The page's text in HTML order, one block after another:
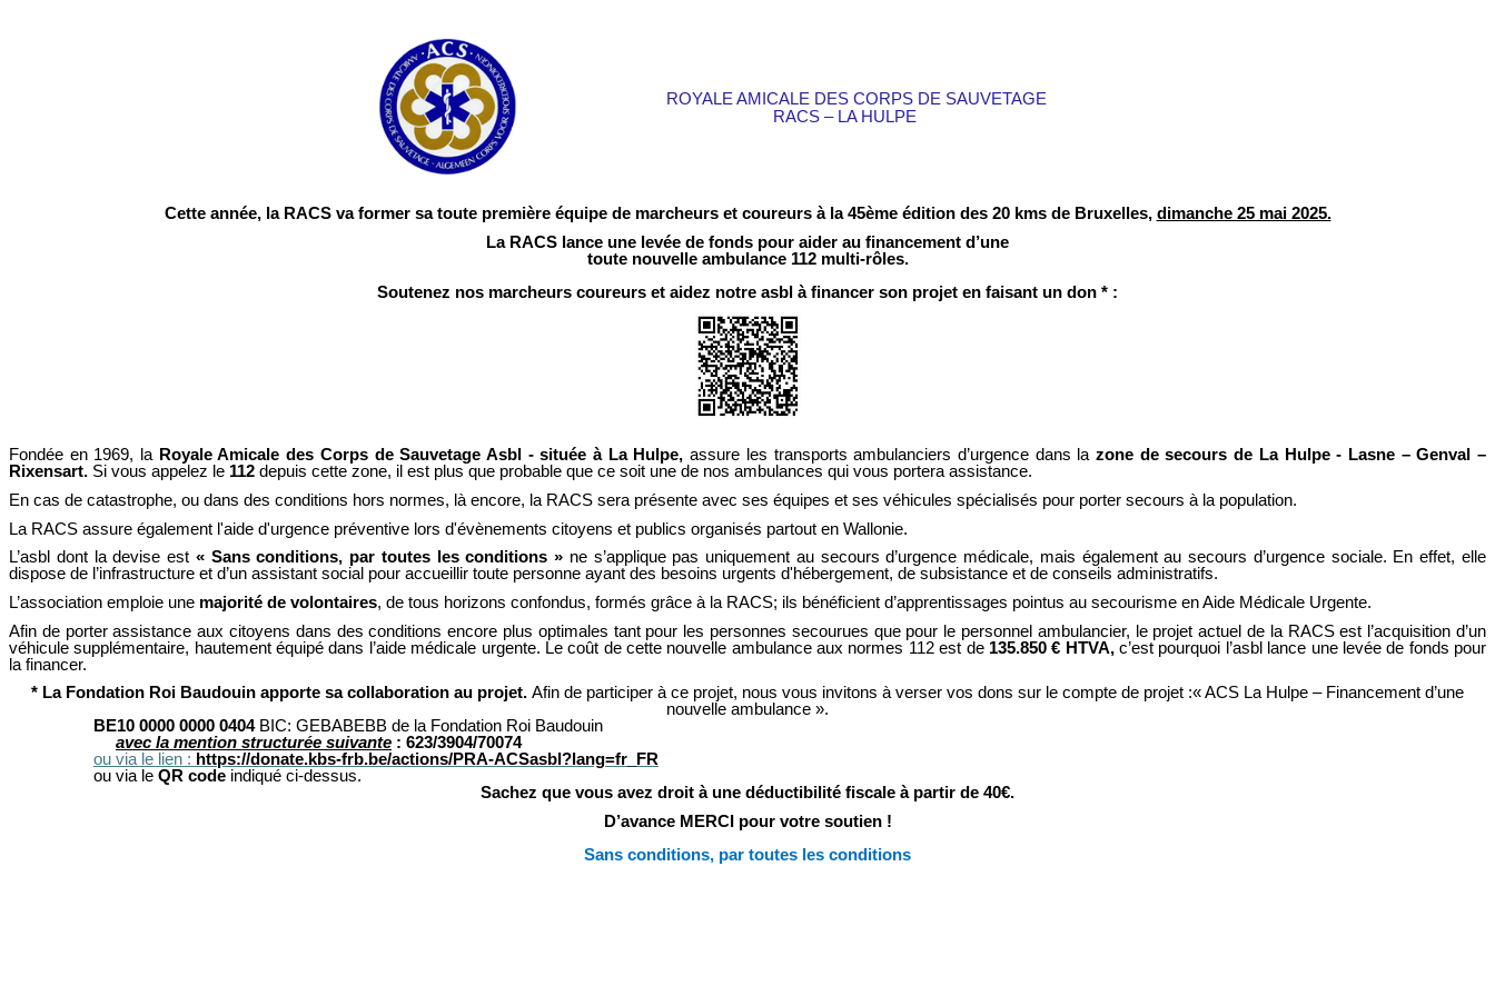
ROYALE AMICALE DES CORPS DE SAUVETAGE
RACS – LA HULPE
Cette année, la RACS va former sa toute première équipe de marcheurs et coureurs à la 45ème édition des 20 kms de Bruxelles, dimanche 25 mai 2025.
La RACS lance une levée de fonds pour aider au financement d’une
toute nouvelle ambulance 112 multi-rôles.
Soutenez nos marcheurs coureurs et aidez notre asbl à financer son projet en faisant un don * :
Fondée en 1969, laRoyale Amicale des Corps de Sauvetage Asbl - située à La Hulpe,assure les transports ambulanciers d’urgence dans lazone de secours de La Hulpe - Lasne – Genval –
Rixensart. Si vous appelez le 112 depuis cette zone, il est plus que probable que ce soit une de nos ambulances qui vous portera assistance.
En cas de catastrophe, ou dans des conditions hors normes, là encore, la RACS sera présente avec ses équipes et ses véhicules spécialisés pour porter secours à la population.
La RACS assure également l'aide d'urgence préventive lors d'évènements citoyens et publics organisés partout en Wallonie.
L’asbl dont la devise est « Sans conditions, par toutes les conditions » ne s’applique pas uniquement au secours d’urgence médicale, mais également au secours d’urgence sociale. En effet, elle
dispose de l’infrastructure et d’un assistant social pour accueillir toute personne ayant des besoins urgents d'hébergement, de subsistance et de conseils administratifs.
L’association emploie une majorité de volontaires, de tous horizons confondus, formés grâce à la RACS; ils bénéficient d’apprentissages pointus au secourisme en Aide Médicale Urgente.
Afin de porter assistance aux citoyens dans des conditions encore plus optimales tant pour les personnes secourues que pour le personnel ambulancier, le projet actuel de la RACS est l’acquisition d’un
véhicule supplémentaire, hautement équipé dans l’aide médicale urgente. Le coût de cette nouvelle ambulance aux normes 112 est de 135.850 € HTVA,c’est pourquoi l’asbl lance une levée de fonds pour
la financer.
* La Fondation Roi Baudouin apporte sa collaboration au projet. Afin de participer à ce projet, nous vous invitons à verser vos dons sur le compte de projet :« ACS La Hulpe – Financement d’une
nouvelle ambulance ».
BE10 0000 0000 0404BIC: GEBABEBB de la Fondation Roi Baudouin
avec la mention structurée suivante : 623/3904/70074
ou via le lien : https://donate.kbs-frb.be/actions/PRA-ACSasbl?lang=fr_FR
ou via le QR code indiqué ci-dessus.
Sachez que vous avez droit à une déductibilité fiscale à partir de 40€.
D’avance MERCI pour votre soutien !
Sans conditions, par toutes les conditions